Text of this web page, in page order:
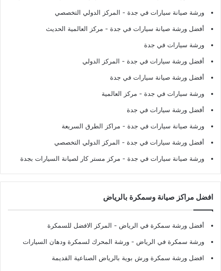
ورشة صيانة سيارات في جدة - المركز الدولي التخصصي
أفضل ورشة صيانة سيارات في جدة - مركز العالمية الحديث
ورشة سيارات في جدة
أفضل ورشة سيارات في جدة - المركز الدولي
أفضل ورشة صيانة سيارات في جدة
ورشة سيارات في جدة - مركز العالمية
أفضل ورشة سيارات في جدة
ورشة صيانة سيارات في جدة - مراكز الطرق السريعة
أفضل ورشة سيارات في جدة - المركز الدولي التخصصي
ورشة صيانة سيارات في جدة - مركز مستر كار لصيانة السيارات بجدة
افضل مراكز صيانة وسمكرة بالرياض
أفضل ورشة سمكرة في الرياض - المركز الافضل للسمكرة
ورشة سمكرة في الرياض - ورشة المحرك لسمكرة ودهان السيارات
افضل ورشة سمكرة ورش بوية بالرياض الصناعية القديمة